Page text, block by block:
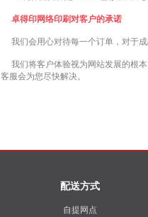
卓得印网络印刷对客户的承诺
我们会用心对待每一个订单，对于成
我们将客户体验视为网站发展的根本
客服会为您尽快解决。
配送方式
自提网点